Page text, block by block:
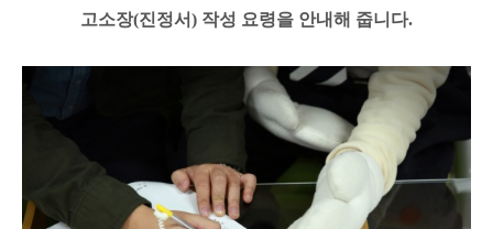
고소장(진정서) 작성 요령을 안내해 줍니다.